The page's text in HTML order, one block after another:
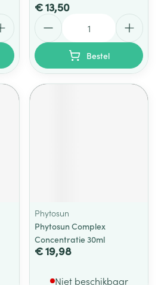
€ 13,50
Bestel
Phytosun
Phytosun Complex
Concentratie 30ml
€ 19,98
Niet beschikbaar